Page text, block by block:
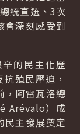
統直選、3次
會深刻感受到
的民主化歷
殖民壓迫，
，阿雷瓦洛總
Arévalo）成
民主發展奠定